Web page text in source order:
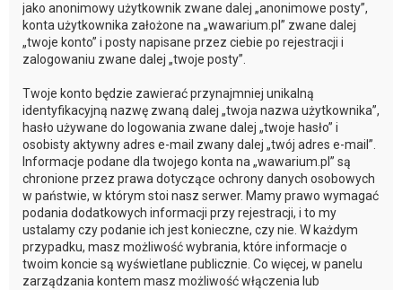
jako anonimowy użytkownik zwane dalej „anonimowe posty”,
konta użytkownika założone na „wawarium.pl” zwane dalej
„twoje konto” i posty napisane przez ciebie po rejestracji i
zalogowaniu zwane dalej „twoje posty”.
Twoje konto będzie zawierać przynajmniej unikalną
identyfikacyjną nazwę zwaną dalej „twoja nazwa użytkownika”,
hasło używane do logowania zwane dalej „twoje hasło” i
osobisty aktywny adres e-mail zwany dalej „twój adres e-mail”.
Informacje podane dla twojego konta na „wawarium.pl” są
chronione przez prawa dotyczące ochrony danych osobowych
w państwie, w którym stoi nasz serwer. Mamy prawo wymagać
podania dodatkowych informacji przy rejestracji, i to my
ustalamy czy podanie ich jest konieczne, czy nie. W każdym
przypadku, masz możliwość wybrania, które informacje o
twoim koncie są wyświetlane publicznie. Co więcej, w panelu
zarządzania kontem masz możliwość włączenia lub